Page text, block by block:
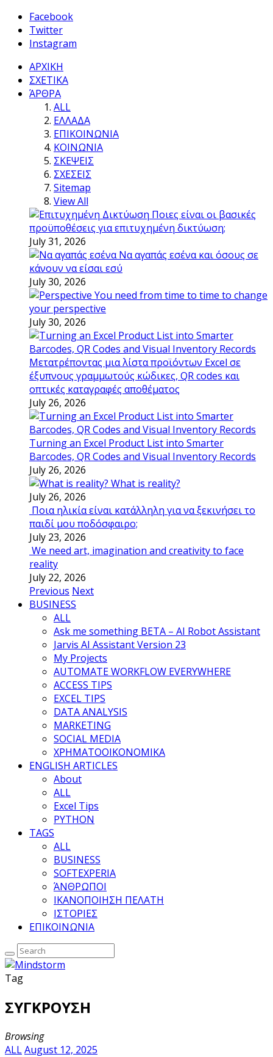
Facebook
Twitter
Instagram
ΑΡΧΙΚΗ
ΣΧΕΤΙΚΑ
ΆΡΘΡΑ
ALL
ΕΛΛΑΔΑ
ΕΠΙΚΟΙΝΩΝΙΑ
ΚΟΙΝΩΝΙΑ
ΣΚΕΨΕΙΣ
ΣΧΕΣΕΙΣ
Sitemap
View All
Ποιες είναι οι βασικές
προϋποθέσεις για επιτυχημένη δικτύωση;
July 31, 2026
Να αγαπάς εσένα και όσους σε
κάνουν να είσαι εσύ
July 30, 2026
You need from time to time to change
your perspective
July 30, 2026
Μετατρέποντας μια λίστα προϊόντων Excel σε
έξυπνους γραμμωτούς κώδικες, QR codes και
οπτικές καταγραφές αποθέματος
July 26, 2026
Turning an Excel Product List into Smarter
Barcodes, QR Codes and Visual Inventory Records
July 26, 2026
What is reality?
July 26, 2026
Ποια ηλικία είναι κατάλληλη για να ξεκινήσει το
παιδί μου ποδόσφαιρο;
July 23, 2026
We need art, imagination and creativity to face
reality
July 22, 2026
Previous Next
BUSINESS
ALL
Ask me something BETA – AI Robot Assistant
Jarvis AI Assistant Version 23
My Projects
AUTOMATE WORKFLOW EVERYWHERE
ACCESS TIPS
EXCEL TIPS
DATA ANALYSIS
MARKETING
SOCIAL MEDIA
ΧΡΗΜΑΤΟΟΙΚΟΝΟΜΙΚΑ
ENGLISH ARTICLES
About
ALL
Excel Tips
PYTHON
TAGS
ALL
BUSINESS
SOFTEXPERIA
ΆΝΘΡΩΠΟΙ
ΙΚΑΝΟΠΟΙΗΣΗ ΠΕΛΑΤΗ
ΙΣΤΟΡΙΕΣ
ΕΠΙΚΟΙΝΩΝΙΑ
Tag
ΣΥΓΚΡΟΥΣΗ
Browsing
ALLAugust 12, 2025